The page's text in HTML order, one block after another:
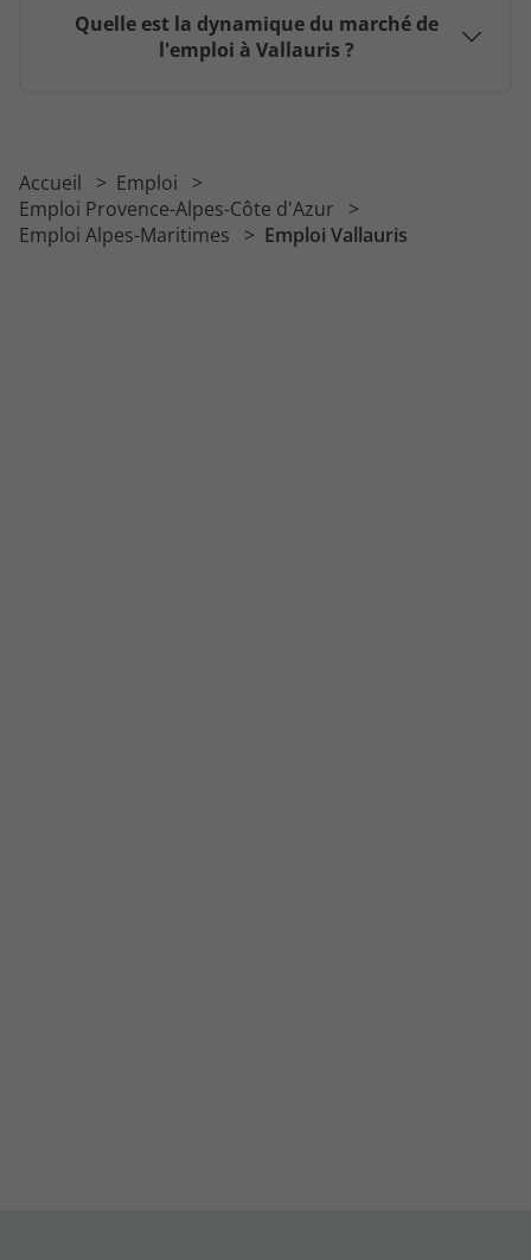
Quelle est la dynamique du marché de
l'emploi à Vallauris ?
Accueil
Emploi
Emploi Provence-Alpes-Côte d'Azur
Emploi Alpes-Maritimes
Emploi Vallauris